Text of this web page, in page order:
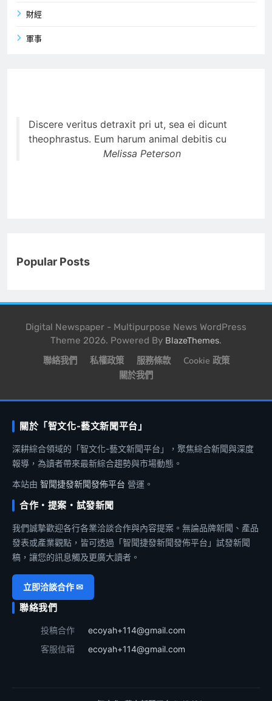
財經
軍事
Discere veritus detraxit pri ut, sea ei dicunt
theophrastus. Eum harum animal debitis cu
Melissa Peterson
Popular Posts
Digital Newspaper - Multipurpose News WordPress
Theme 2026. Powered By BlazeThemes.
聯絡我們 私權政策 服務條款
Cookie 政策
關於我們
關於「智文化-藝文新聞平台」
深耕綜合領域的「智文化-藝文新聞平台」，聚焦綜合新聞與深度
報導，為讀者帶來最新綜合趨勢與市場動態。
本站由 智聞捷發新聞發佈平台 營運。
合作・提案・試發新聞
我們誠摯歡迎各行各業洽談合作與內容提案。無論品牌新聞、產品
發表或產業觀點，皆可透過「智聞捷發新聞發佈平台」試發新聞
稿，讓您的訊息觸及更廣大讀者。
立即洽談合作 ✉
聯絡我們
投稿合作
ecoyah+114@gmail.com
客服信箱
ecoyah+114@gmail.com